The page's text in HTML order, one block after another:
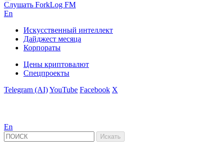
Слушать ForkLog FM
En
Искусственный интеллект
Дайджест месяца
Корпораты
Цены криптовалют
Спецпроекты
Telegram (AI)YouTube Facebook X
En